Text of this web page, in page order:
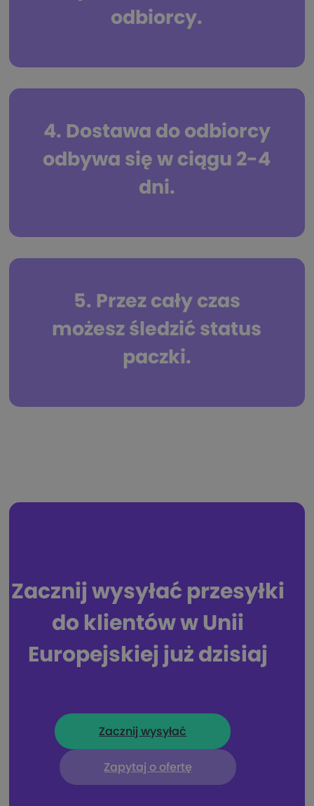
odbiorcy.
4. Dostawa do odbiorcy
odbywa się w ciągu 2-4
dni.
5. Przez cały czas
możesz śledzić status
paczki.
Zacznij wysyłać przesyłki
do klientów w Unii
Europejskiej już dzisiaj
Zacznij wysyłać
Zapytaj o ofertę